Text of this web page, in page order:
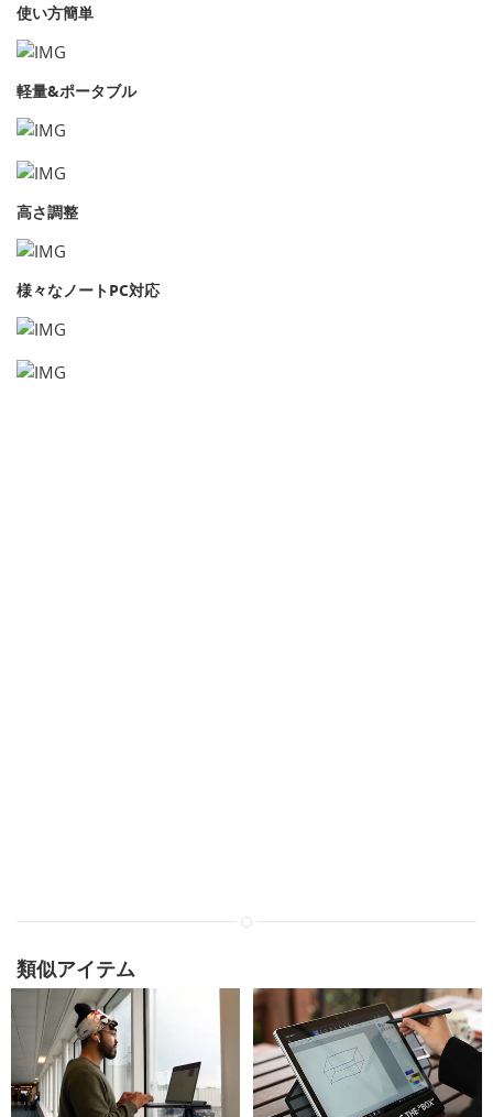
使い方簡単
軽量&ポータブル
高さ調整
様々なノートPC対応
類似アイテム